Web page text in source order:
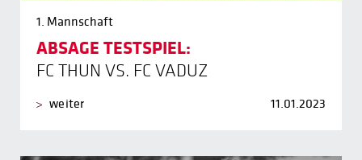
1. Mannschaft
ABSAGE TESTSPIEL:
FC THUN VS. FC VADUZ
weiter 11.01.2023